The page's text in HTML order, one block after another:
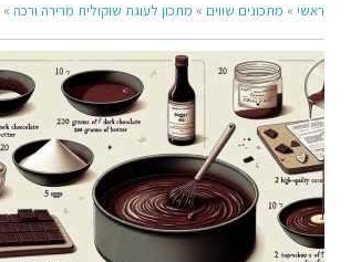
ראשי » מתכונים שווים » מתכון לעוגת שוקולית מרירה ורכה »